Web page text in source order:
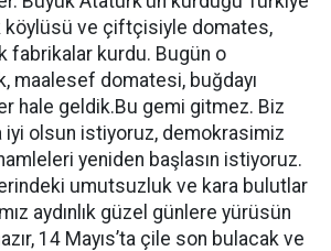
köylüsü ve çiftçisiyle domates,
fabrikalar kurdu. Bugün o
maalesef domatesi, buğdayı
hale geldik.Bu gemi gitmez. Biz
iyi olsun istiyoruz, demokrasimiz
yeniden başlasın istiyoruz.
umutsuzluk ve kara bulutlar
aydınlık güzel günlere yürüsün
14 Mayıs’ta çile son bulacak ve